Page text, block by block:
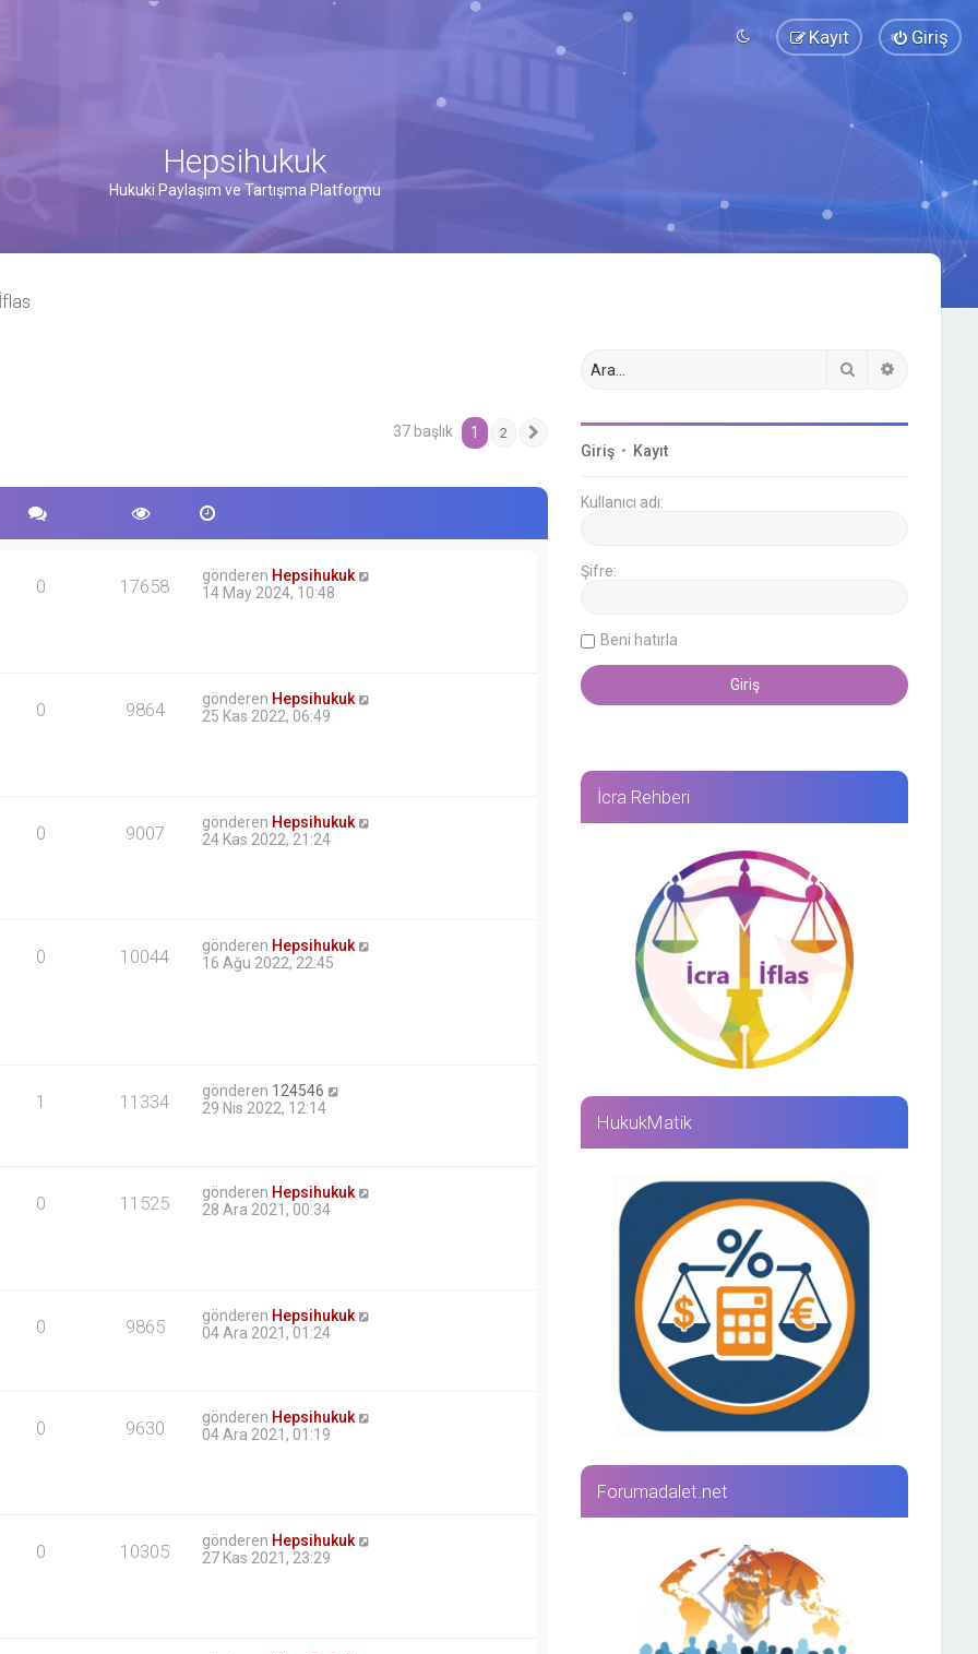
Giriş
Kayıt
Hepsihukuk
Hukuki Paylaşım ve Tartışma Platformu
37 başlık 1 2
0 17658 gönderen Hepsihukuk
14 May 2024, 10:48
0 9864 gönderen Hepsihukuk
25 Kas 2022, 06:49
0 9007 gönderen Hepsihukuk
24 Kas 2022, 21:24
0 10044 gönderen Hepsihukuk
16 Ağu 2022, 22:45
1 11334 gönderen 124546
29 Nis 2022, 12:14
0 11525 gönderen Hepsihukuk
28 Ara 2021, 00:34
0 9865 gönderen Hepsihukuk
04 Ara 2021, 01:24
0 9630 gönderen Hepsihukuk
04 Ara 2021, 01:19
0 10305 gönderen Hepsihukuk
27 Kas 2021, 23:29
Ara
Giriş • Kayıt
Kullanıcı adı:
Şifre:
Beni hatırla
İcra Rehberi
HukukMatik
Forumadalet.net